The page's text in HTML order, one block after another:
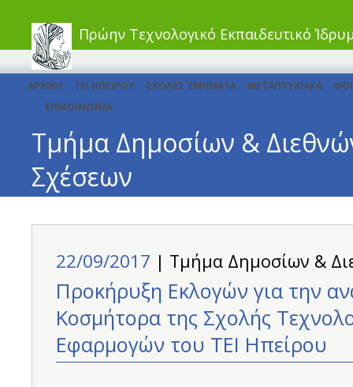
Πρώην Τεχνολογικό Εκπαιδευτικό
ΑΡΧΙΚΗ ΤΕΙ ΗΠΕΙΡΟΥ ΣΧΟΛΕΣ ΤΜΗΜΑΤΑ ΜΕΤΑΠΤΥΧΙΑΚΑ
ΕΠΙΚΟΙΝΩΝΙΑ
Τμήμα Δημοσίων &
Σχέσεων
22/09/2017 | Τμήμα Δημοσίων &
Προκήρυξη Εκλογών για την
Κοσμήτορα της Σχολής
Εφαρμογών του ΤΕΙ Ηπείρου